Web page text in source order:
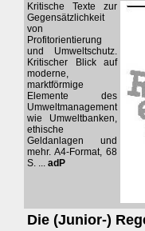
Kritische Texte zur
Gegensätzlichkeit
von
Profitorientierung
und Umweltschutz.
Kritischer Blick auf
moderne,
marktförmige
Elemente des
Umweltmanagement
wie Umweltbanken,
ethische
Geldanlagen und
mehr. A4-Format, 68
S. ... adP
Die (Junior-)